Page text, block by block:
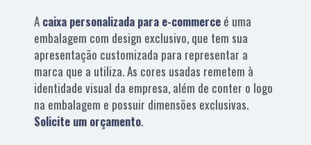
A caixa personalizada para e-commerce é uma
embalagem com design exclusivo, que tem sua
apresentação customizada para representar a
marca que a utiliza. As cores usadas remetem à
identidade visual da empresa, além de conter o logo
na embalagem e possuir dimensões exclusivas.
Solicite um orçamento.